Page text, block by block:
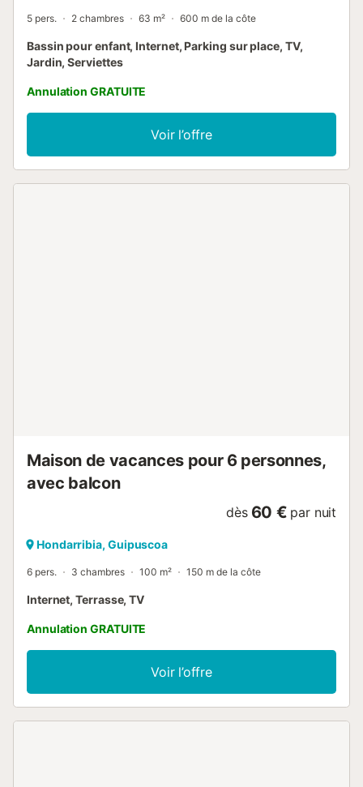
5 pers. 2 chambres 63 m² 600 m de la côte
Bassin pour enfant, Internet, Parking sur place, TV,
Jardin, Serviettes
Annulation GRATUITE
Voir l’offre
Maison de vacances pour 6 personnes,
avec balcon
dès 60 € par nuit
Hondarribia, Guipuscoa
6 pers. 3 chambres 100 m² 150 m de la côte
Internet, Terrasse, TV
Annulation GRATUITE
Voir l’offre